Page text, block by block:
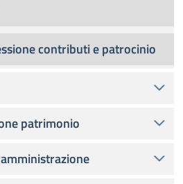
contributi e patrocinio
patrimonio